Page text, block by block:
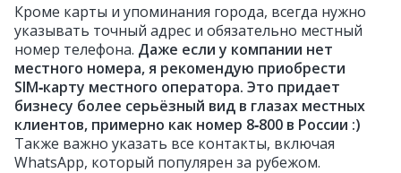
Кроме карты и упоминания города, всегда нужно
указывать точный адрес и обязательно местный
номер телефона. Даже если у компании нет
местного номера, я рекомендую приобрести
SIM‑карту местного оператора. Это придает
бизнесу более серьёзный вид в глазах местных
клиентов, примерно как номер 8‑800 в России :)
Также важно указать все контакты, включая
WhatsApp, который популярен за рубежом.